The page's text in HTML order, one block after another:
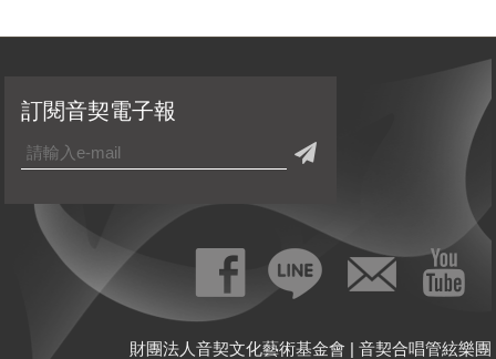
財團法人音契文化藝術基金會 | 音契合唱管絃樂團
訂閱音契電子報